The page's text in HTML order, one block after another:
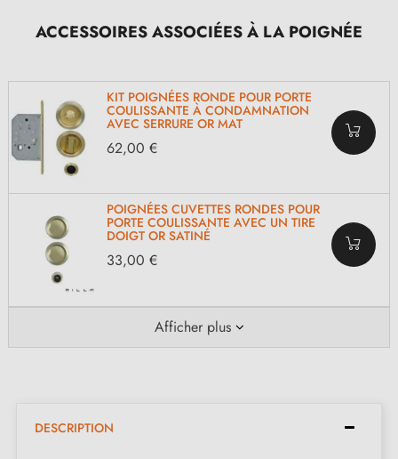
ACCESSOIRES ASSOCIÉES À LA POIGNÉE
KIT POIGNÉES RONDE POUR PORTE
COULISSANTE À CONDAMNATION
AVEC SERRURE OR MAT
62,00 €
POIGNÉES CUVETTES RONDES POUR
PORTE COULISSANTE AVEC UN TIRE
DOIGT OR SATINÉ
33,00 €
Afficher plus
DESCRIPTION